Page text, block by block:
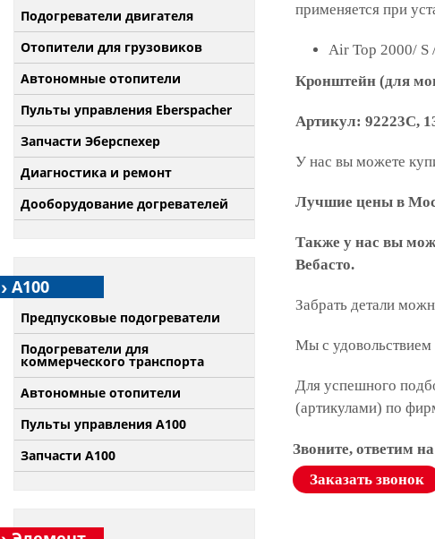
Подогреватели двигателя
Отопители для грузовиков
Автономные отопители
Пульты управления Eberspacher
Запчасти Эберспехер
Диагностика и ремонт
Дооборудование догревателей
А100
Предпусковые подогреватели
Подогреватели для
коммерческого транспорта
Автономные отопители
Пульты управления A100
Запчасти А100
применяется при
Air Top 2000/ S
Кронштейн (для
Артикул: 92223C,
У нас вы можете
Лучшие цены в
Также у нас вы
Вебасто.
Забрать детали
Мы с удовольствием
Для успешного
(артикулами) по
Звоните, ответим
Заказать звонок